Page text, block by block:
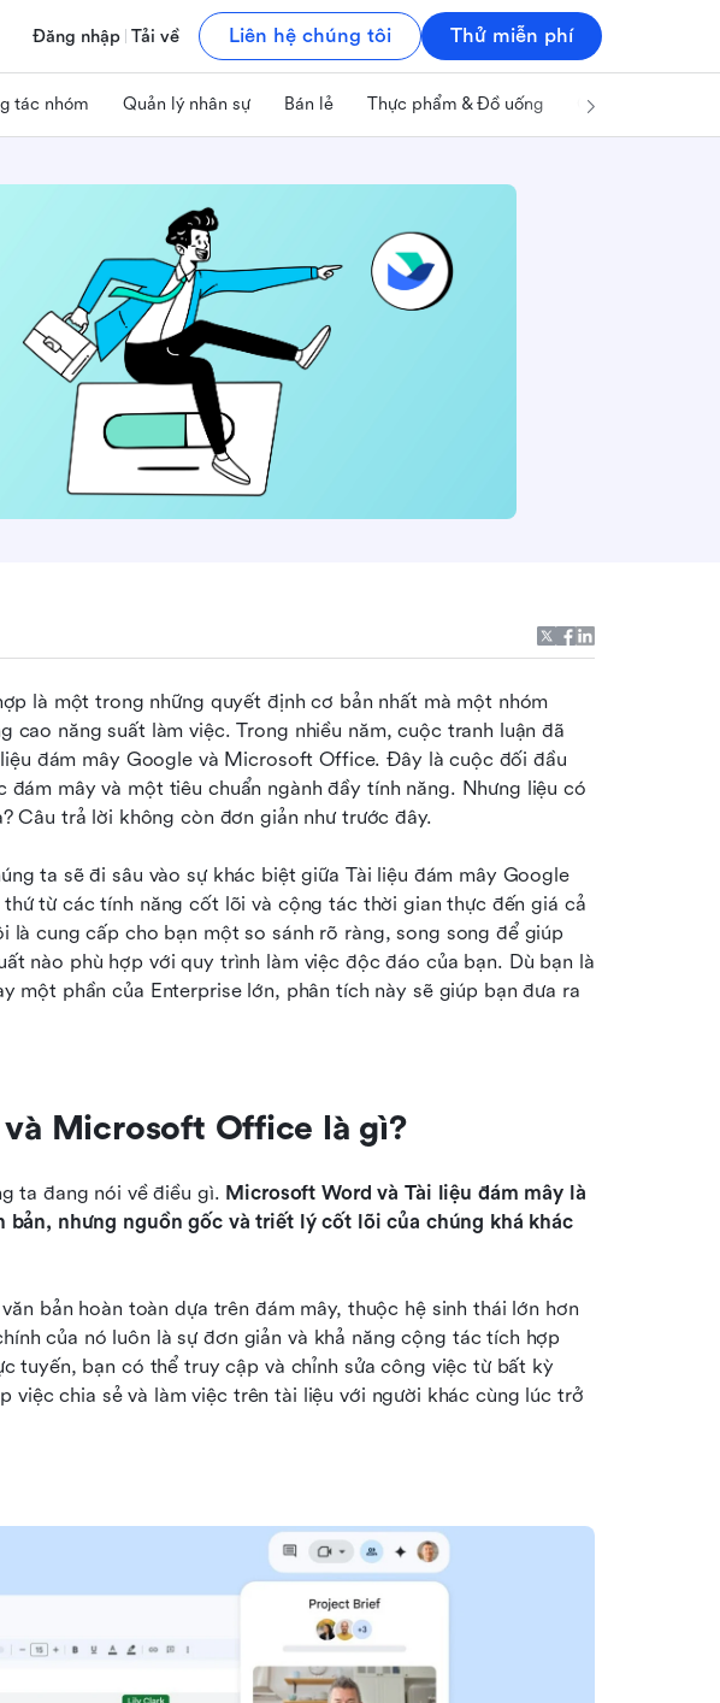
Đăng nhập Tải về Liên hệ chúng tôi Thử miễn phí
tác nhóm Quản lý nhân sự Bán lẻ Thực phẩm & Đồ uống Công nghệ & IT
là một trong những quyết định cơ bản nhất mà một nhóm
cao năng suất làm việc. Trong nhiều năm, cuộc tranh luận đã
đám mây Google và Microsoft Office. Đây là cuộc đối đầu
mây và một tiêu chuẩn ngành đầy tính năng. Nhưng liệu có
Câu trả lời không còn đơn giản như trước đây.
ta sẽ đi sâu vào sự khác biệt giữa Tài liệu đám mây Google
từ các tính năng cốt lõi và cộng tác thời gian thực đến giá cả
là cung cấp cho bạn một so sánh rõ ràng, song song để giúp
nào phù hợp với quy trình làm việc độc đáo của bạn. Dù bạn là
một phần của Enterprise lớn, phân tích này sẽ giúp bạn đưa ra
Microsoft Office là gì?
ta đang nói về điều gì. Microsoft Word và Tài liệu đám mây là
bản, nhưng nguồn gốc và triết lý cốt lõi của chúng khá khác
bản hoàn toàn dựa trên đám mây, thuộc hệ sinh thái lớn hơn
của nó luôn là sự đơn giản và khả năng cộng tác tích hợp
tuyến, bạn có thể truy cập và chỉnh sửa công việc từ bất kỳ
việc chia sẻ và làm việc trên tài liệu với người khác cùng lúc trở